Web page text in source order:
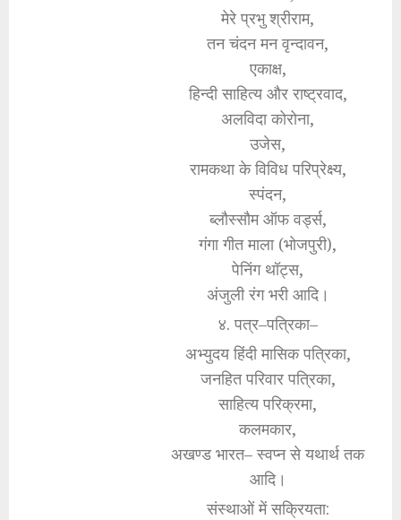
मेरे प्रभु श्रीराम,
तन चंदन मन वृन्दावन,
एकाक्ष,
हिन्दी साहित्य और राष्ट्रवाद,
अलविदा कोरोना,
उजेस,
रामकथा के विविध परिप्रेक्ष्य,
स्पंदन,
ब्लौस्सौम ऑफ वर्ड्स,
गंगा गीत माला (भोजपुरी),
पेनिंग थॉट्स,
अंजुली रंग भरी आदि।
४. पत्र–पत्रिका–
अभ्युदय हिंदी मासिक पत्रिका,
जनहित परिवार पत्रिका,
साहित्य परिक्रमा,
कलमकार,
अखण्ड भारत– स्वप्न से यथार्थ तक
आदि।
संस्थाओं में सक्रियता: